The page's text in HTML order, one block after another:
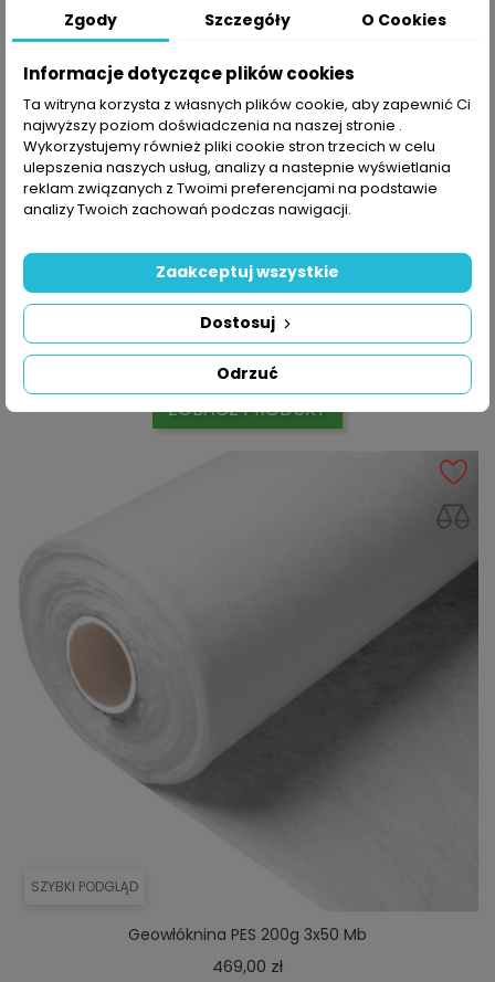
Geowłóknina PES 200g 2x50 Mb
315,00 złCena
DODAJ DO KOSZYKA
ZOBACZ PRODUKT
SZYBKI PODGLĄD
Geowłóknina PES 200g 3x50 Mb
469,00 złCena
Zgody Szczegóły O Cookies
Informacje dotyczące plików cookies
Ta witryna korzysta z własnych plików cookie, aby zapewnić Ci
najwyższy poziom doświadczenia na naszej stronie .
Wykorzystujemy również pliki cookie stron trzecich w celu
ulepszenia naszych usług, analizy a nastepnie wyświetlania
reklam związanych z Twoimi preferencjami na podstawie
analizy Twoich zachowań podczas nawigacji.
Odrzuć
Dostosuj
Zaakceptuj wszystkie